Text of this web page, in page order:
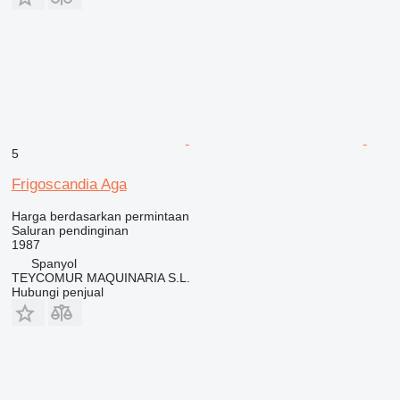
5
Frigoscandia Aga
Harga berdasarkan permintaan
Saluran pendinginan
1987
Spanyol
TEYCOMUR MAQUINARIA S.L.
Hubungi penjual